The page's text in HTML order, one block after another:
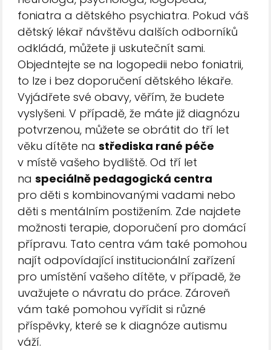
foniatra a dětského psychiatra. Pokud váš
dětský lékař návštěvu dalších odborníků
odkládá, můžete ji uskutečnít sami.
Objedntejte se na logopedii nebo foniatrii,
to lze i bez doporučení dětského lékaře.
Vyjádřete své obavy, věřím, že budete
vyslyšeni. V případě, že máte již diagnózu
potvrzenou, můžete se obrátit do tří let
věku dítěte nastřediska rané péče
v místě vašeho bydliště. Od tří let
naspeciálně pedagogická centra
pro děti s kombinovanými vadami nebo
děti s mentálním postižením. Zde najdete
možnosti terapie, doporučení pro domácí
přípravu. Tato centra vám také pomohou
najít odpovídající institucionální zařízení
pro umístění vašeho dítěte, v případě, že
uvažujete o návratu do práce. Zároveň
vám také pomohou vyřídit si různé
příspěvky, které se k diagnóze autismu
váží.